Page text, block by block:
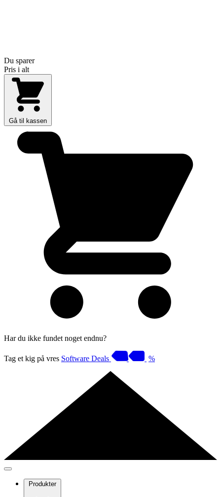
Du sparer
Pris i alt
Gå til kassen
Har du ikke fundet noget endnu?
Tag et kig på vres Software Deals %
Produkter